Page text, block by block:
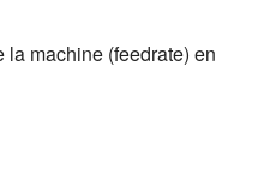
la machine (feedrate) en